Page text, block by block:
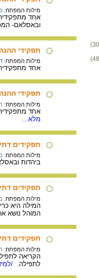
מילות המפתח:
אחד
ובאסלאם-
תפקידי
מילות המפתח:
אחד
תפקידי
מילות המפתח:
אחד
מלא...
תפקידים
מילות המפתח:
ביהדות
תפקידים
מילות המפתח:
המילה היא
המוהל נושא
תפקידים
מילות המפתח:
הקריאה
לתפילה.
/